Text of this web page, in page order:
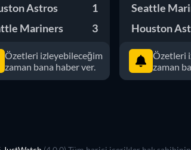
Astros
1
Mariners
3
Özetleri izleyebileceğim
zaman bana haber ver.
Seattle
Houston
Özetleri
zaman